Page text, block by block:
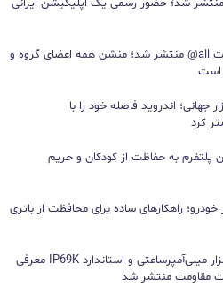
منتشر شد؛ حضور رسمی یک اپلیکیشن ایرانی
آپدیت جدید واتس‌اپ با قابلیت all@ منتشر شد؛ منشن همه اعضای گروه و
است
جهانی؛ اندروید فاصله خود را با
کرد
پلتفرم به حفاظت از کودکان و حریم
راهکارهای ساده برای محافظت از باتری
اوپو A7 Pro Max با باتری ۱۰ هزار میلی‌آمپرساعتی و استاندارد IP69K معرفی
مقاومت منتشر شد